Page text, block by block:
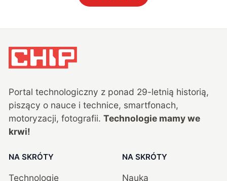
Portal technologiczny z ponad 29-letnią historią,
piszący o nauce i technice, smartfonach,
motoryzacji, fotografii. Technologie mamy we
krwi!
NA SKRÓTY
Technologie
NA SKRÓTY
Nauka